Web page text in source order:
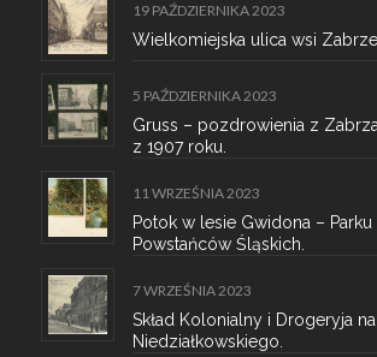
19 PAŹDZIERNIKA 2023
Wielkomiejska ulica wsi
5 PAŹDZIERNIKA 2023
Gruss – pozdrowienia z
z 1907 roku.
11 WRZEŚNIA 2023
Potok w lesie Gwidona – Parku
Powstańców Śląskich.
7 WRZEŚNIA 2023
Skład Kolonialny i Drogeryja na
Niedziałkowskiego.